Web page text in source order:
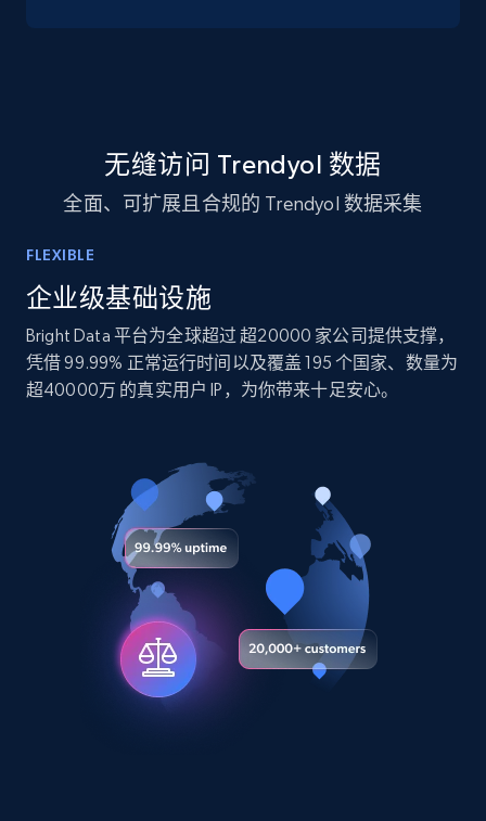
TikTok - Profiles
Account id, Nickname, Biography, Awg
engagement rate, Comment engagement rate,
and more.
Social media
8.3K+ 963+ 立即购买
Youtube - Videos posts
URL, Title, Youtuber, Youtuber md5, Video url,
Video length, Likes, Views, and more.
Social media
8.1K+ 716+ 立即购买
无缝访问 Trendyol 数据
全面、可扩展且合规的 Trendyol 数据采集
FLEXIBLE
企业级基础设施
Bright Data 平台为全球超过 超20000 家公司提供支撑，
凭借 99.99% 正常运行时间以及覆盖 195 个国家、数量为
超40000万 的真实用户 IP，为你带来十足安心。